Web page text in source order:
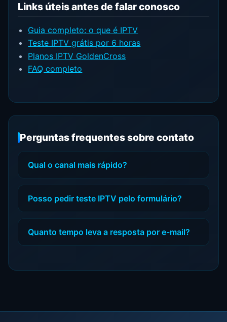
Links úteis antes de falar conosco
Guia completo: o que é IPTV
Teste IPTV grátis por 6 horas
Planos IPTV GoldenCross
FAQ completo
Perguntas frequentes sobre contato
Qual o canal mais rápido?
Posso pedir teste IPTV pelo formulário?
Quanto tempo leva a resposta por e-mail?